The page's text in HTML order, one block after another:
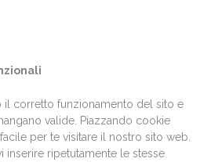
il corretto funzionamento del sito e
valide. Piazzando cookie
per te visitare il nostro sito web.
inserire ripetutamente le stesse